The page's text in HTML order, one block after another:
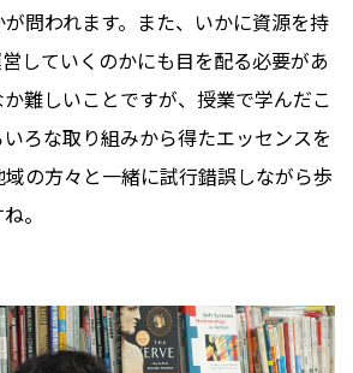
問われます。また、いかに資源を持
していくのかにも目を配る必要があ
難しいことですが、授業で学んだこ
ろな取り組みから得たエッセンスを
の方々と一緒に試行錯誤しながら歩
。